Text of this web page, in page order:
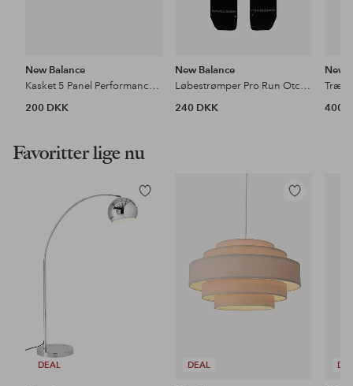
New Balance
Kasket 5 Panel Performance Hat v2
200 DKK
New Balance
Løbestrømper Pro Run Otc Socks 1 Pair
240 DKK
New
400
Favoritter lige nu
DEAL
Tilføj
til
DEAL
Tilføj